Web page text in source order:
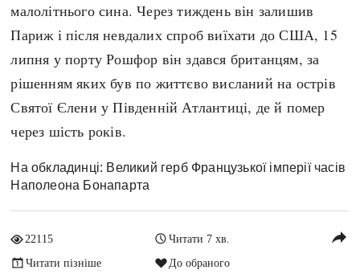
Архітектура і будівництво
Битви і війни
Культура і мистецтво
Людина і суспільство
Наука, освіта і техніка
Особистості
Подорожі і відкриття
Політика
Княжа доба
Козацька доба
Українська революція
Україна незалежна
Античні часи
Темні віки
Високе Середньовіччя
малолітнього сина. Через тиждень він залишив
Париж і після невдалих спроб виїхати до США, 15
липня у порту Рошфор він здався британцям, за
рішенням яких був по життєво висланий на острів
Святої Єлени у Південній Атлантиці, де й помер
через шість років.
На обкладинці: Великий герб Французької імперії часів
Наполеона Бонапарта
22115
Читати 7 хв.
Читати пізніше
До обраного
reply